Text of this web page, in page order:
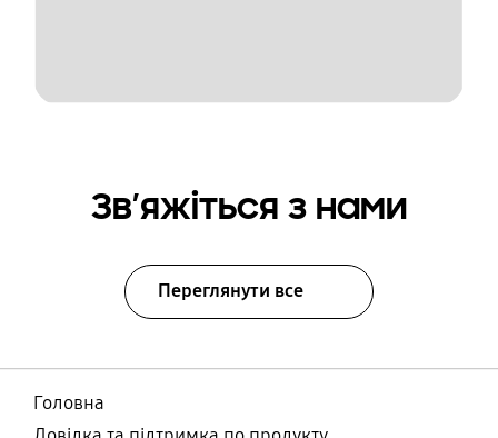
Зв’яжіться з нами
Переглянути все
Головна